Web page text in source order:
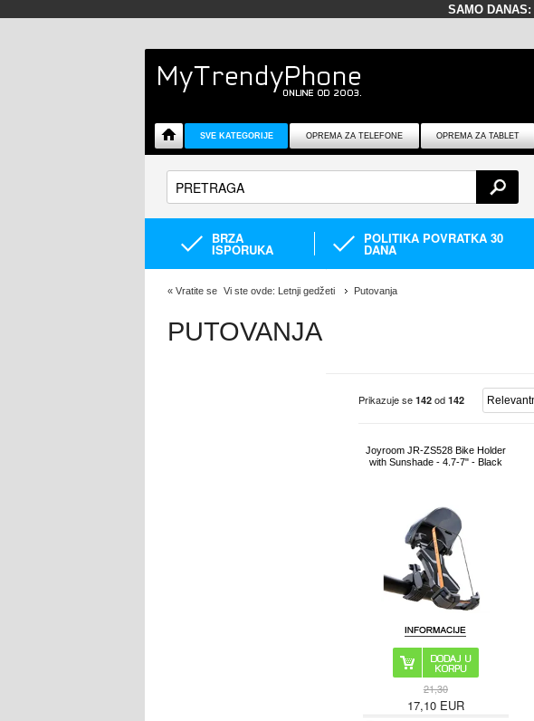
SAMO DANAS:
SVE KATEGORIJE OPREMA ZA TELEFONE OPREMA ZA TABLET
BRZA
ISPORUKA
POLITIKA POVRATKA 30
DANA
« Vratite se Vi ste ovde: Letnji gedžeti Putovanja
PUTOVANJA
Prikazuje se 142 od 142
Joyroom JR-ZS528 Bike Holder
with Sunshade - 4.7-7" - Black
21,30
17,10EUR